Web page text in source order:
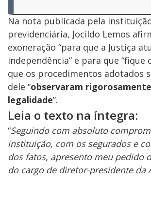
Na nota publicada pela
previdenciária, Jocildo Lemos
exoneração “para que a Justiça
independência” e para que “fique
que os procedimentos adotados
dele “observaram
legalidade”.
Leia o texto na íntegra:
“Seguindo com absoluto
instituição, com os segurados e
dos fatos, apresento meu pedido
do cargo de diretor-presidente da